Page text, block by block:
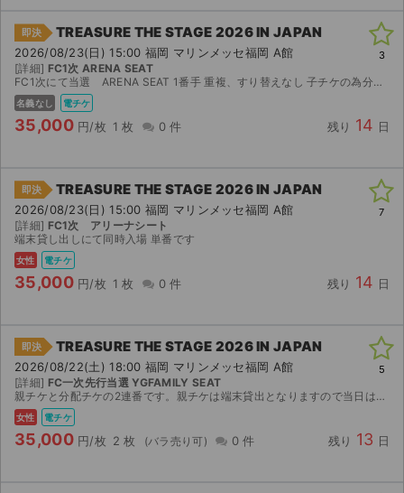
即決 TREASURE THE STAGE 2026 IN JAPAN
2026/08/23(日) 15:00 福岡 マリンメッセ福岡 A館
[詳細] FC1次 ARENA SEAT
FC1次にて当選 ARENA SEAT 1番手 重複、すり替えなし 子チケの為分配にて対応させていただきます。 座席に対するクレームは一切受け付けませんので絶対におやめください。 公演中止以外い...
名義なし 電チケ
35,000 円/枚 1 枚 0 件 残り 14 日
3
即決 TREASURE THE STAGE 2026 IN JAPAN
2026/08/23(日) 15:00 福岡 マリンメッセ福岡 A館
[詳細] FC1次 アリーナシート
端末貸し出しにて同時入場 単番です
女性 電チケ
35,000 円/枚 1 枚 0 件 残り 14 日
7
即決 TREASURE THE STAGE 2026 IN JAPAN
2026/08/22(土) 18:00 福岡 マリンメッセ福岡 A館
[詳細] FC一次先行当選 YGFAMILY SEAT
親チケと分配チケの2連番です。親チケは端末貸出となりますので当日は同時入場をお願いします。 公演中止の場合のみ手数料を除いた金額を返金、その他買い手様都合によるキャンセルは不可です。
女性 電チケ
35,000 円/枚 2 枚 0 件 残り 13 日
5